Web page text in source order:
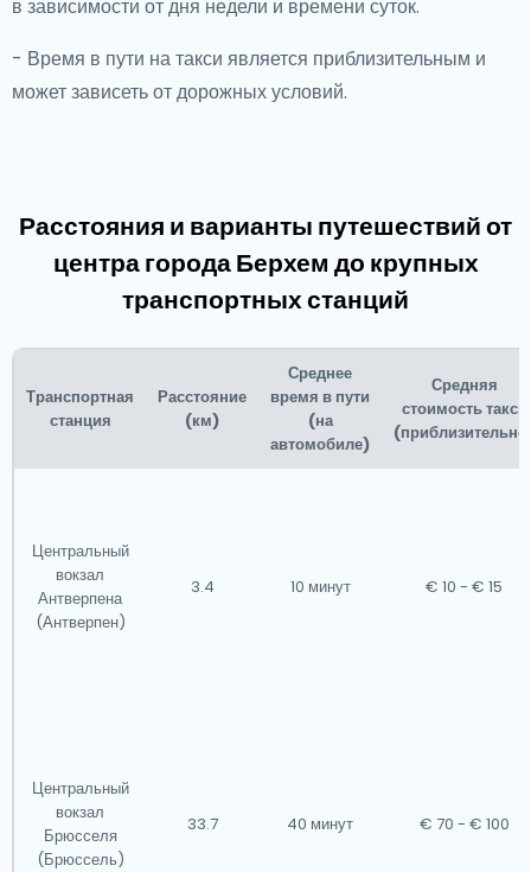
в зависимости от дня недели и времени суток.
- Время в пути на такси является приблизительным и
может зависеть от дорожных условий.
Расстояния и варианты путешествий от
центра города Берхем до крупных
транспортных станций
Транспортная
станция
Расстояние
(км)
Среднее
время в пути
(на
автомобиле)
Средняя
стоимость такси
Центральный
вокзал
Антверпена
(Антверпен)
3.4 10 минут € 10 - € 15
Центральный
вокзал
Брюсселя
(Брюссель)
33.7 40 минут € 70 - € 100